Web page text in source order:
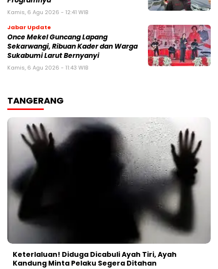
Kamis, 6 Agu 2026 - 12:41 WIB
Jabar Update
Once Mekel Guncang Lapang
Sekarwangi, Ribuan Kader dan Warga
Sukabumi Larut Bernyanyi
Kamis, 6 Agu 2026 - 11:43 WIB
TANGERANG
Keterlaluan! Diduga Dicabuli Ayah Tiri, Ayah
Kandung Minta Pelaku Segera Ditahan